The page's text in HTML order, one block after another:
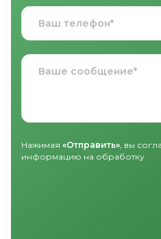
Нажимая «Отправить» , вы
информацию на обработку